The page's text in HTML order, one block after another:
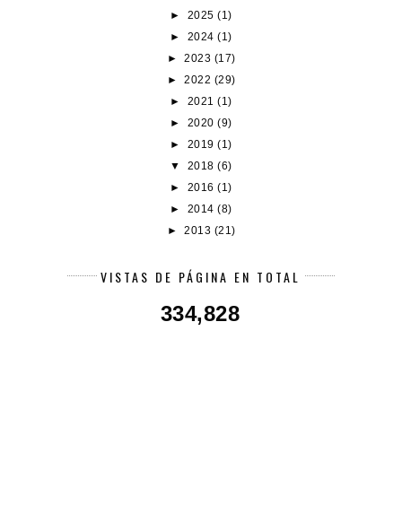
► 2025(1)
► 2024(1)
► 2023 (17)
► 2022 (29)
► 2021(1)
► 2020(9)
► 2019(1)
▼ 2018(6)
► 2016(1)
► 2014(8)
► 2013 (21)
VISTAS DE PÁGINA EN TOTAL
334,828